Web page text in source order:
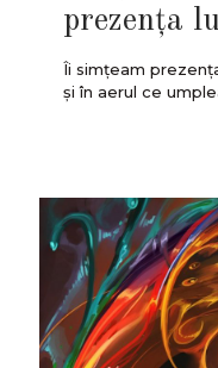
prezenţa
Îi simţeam
şi în aerul ce